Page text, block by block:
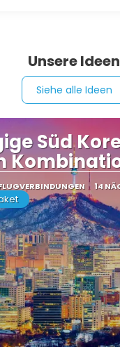
Unsere Ideen
Siehe alle Ideen
Süd
14